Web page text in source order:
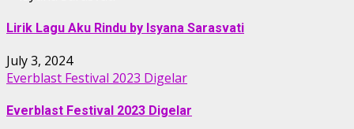
Lirik Lagu Aku Rindu by Isyana Sarasvati
July 3, 2024
Everblast Festival 2023 Digelar
Everblast Festival 2023 Digelar